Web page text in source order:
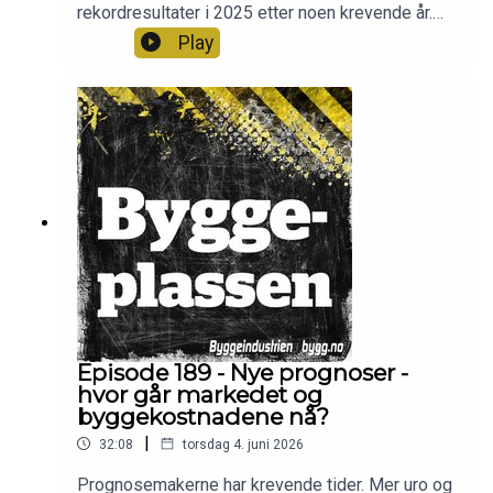
rekordresultater i 2025 etter noen krevende år.
Konsernsjef Peter Sandrup forteller om reisen fra
gründerselskap til milliardvirksomhet.
Play
Episode 189 - Nye prognoser -
hvor går markedet og
byggekostnadene nå?
32:08 | torsdag 4. juni 2026
Prognosemakerne har krevende tider. Mer uro og